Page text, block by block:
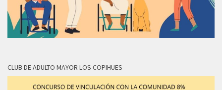
CLUB DE ADULTO MAYOR LOS COPIHUES